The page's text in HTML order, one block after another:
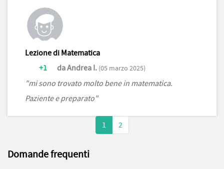
Lezione di Matematica
+1
da Andrea I. (05 marzo 2025)
"mi sono trovato molto bene in matematica.
Paziente e preparato"
1 2
Domande frequenti